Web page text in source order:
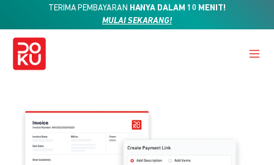
TERIMA PEMBAYARAN HANYA DALAM 10 MENIT!
MULAI SEKARANG!